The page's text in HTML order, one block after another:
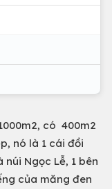
có 400m2
nó là 1 cái đồi
Ngọc Lễ, 1 bên
của măng đen